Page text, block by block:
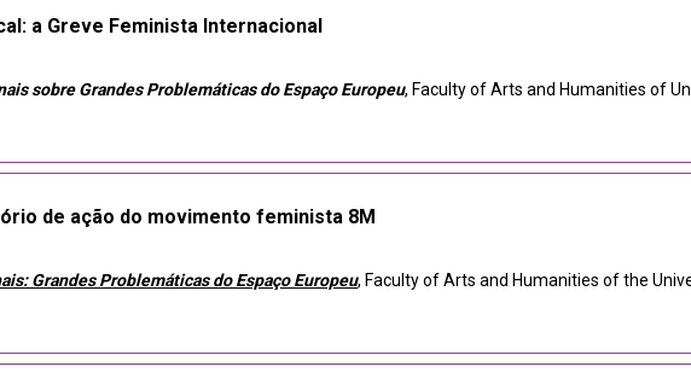
a Greve Feminista Internacional
sobre Grandes Problemáticas do Espaço Europeu, Faculty of Arts and Humanities of
de ação do movimento feminista 8M
Grandes Problemáticas do Espaço Europeu, Faculty of Arts and Humanities of the